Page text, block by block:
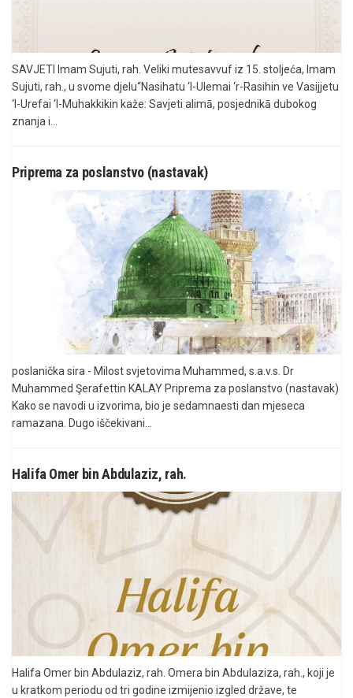
SAVJETI Imam Sujuti, rah. Veliki mutesavvuf iz 15. stoljeća, Imam
Sujuti, rah., u svome djelu“Nasihatu ‘l-Ulemai ‘r-Rasihin ve Vasijjetu
‘l-Urefai ‘l-Muhakkikin kaže: Savjeti alimā, posjednikā dubokog
znanja i...
Priprema za poslanstvo (nastavak)
poslanička sira - Milost svjetovima Muhammed, s.a.v.s. Dr
Muhammed Şerafettin KALAY Priprema za poslanstvo (nastavak)
Kako se navodi u izvorima, bio je sedamnaesti dan mjeseca
ramazana. Dugo iščekivani...
Halifa Omer bin Abdulaziz, rah.
Halifa Omer bin Abdulaziz, rah. Omera bin Abdulaziza, rah., koji je
u kratkom periodu od tri godine izmijenio izgled države, te